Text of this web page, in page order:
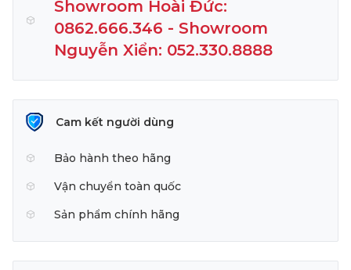
Showroom Hoài Đức:
0862.666.346 - Showroom
Nguyễn Xiển: 052.330.8888
Cam kết người dùng
Bảo hành theo hãng
Vận chuyển toàn quốc
Sản phẩm chính hãng